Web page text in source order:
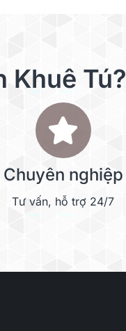
Khuê Tú?
Chuyên nghiệp
Tư vấn, hỗ trợ 24/7